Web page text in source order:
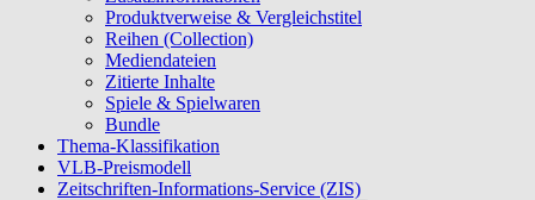
Produktverweise & Vergleichstitel
Reihen (Collection)
Mediendateien
Zitierte Inhalte
Spiele & Spielwaren
Bundle
Thema-Klassifikation
VLB-Preismodell
Zeitschriften-Informations-Service (ZIS)